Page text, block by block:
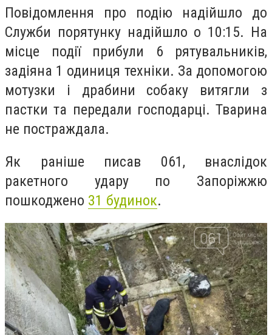
Повідомлення про подію надійшло до
Служби порятунку надійшло о 10:15. На
місце події прибули 6 рятувальників,
задіяна 1 одиниця техніки. За допомогою
мотузки і драбини собаку витягли з
пастки та передали господарці. Тварина
не постраждала.
Як раніше писав 061, внаслідок
ракетного удару по Запоріжжю
пошкоджено 31 будинок.